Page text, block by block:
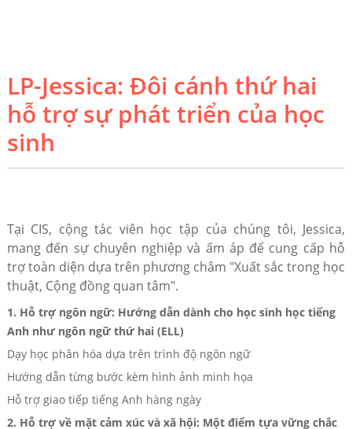
LP-Jessica: Đôi cánh thứ hai
hỗ trợ sự phát triển của học
sinh
Tại CIS, cộng tác viên học tập của chúng tôi, Jessica,
mang đến sự chuyên nghiệp và ấm áp để cung cấp hỗ
trợ toàn diện dựa trên phương châm "Xuất sắc trong học
thuật, Cộng đồng quan tâm".
1. Hỗ trợ ngôn ngữ: Hướng dẫn dành cho học sinh học tiếng
Anh như ngôn ngữ thứ hai (ELL)
Dạy học phân hóa dựa trên trình độ ngôn ngữ
Hướng dẫn từng bước kèm hình ảnh minh họa
Hỗ trợ giao tiếp tiếng Anh hàng ngày
2. Hỗ trợ về mặt cảm xúc và xã hội: Một điểm tựa vững chắc